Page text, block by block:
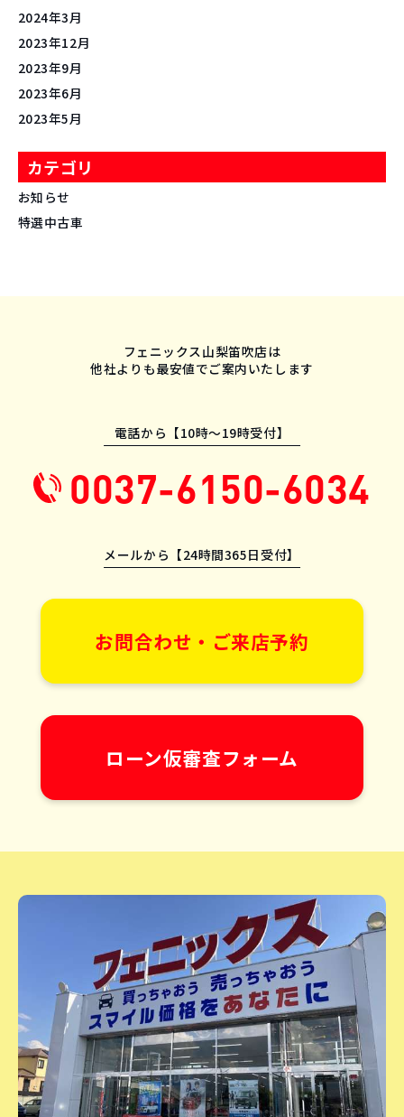
2024年3月
2023年12月
2023年9月
2023年6月
2023年5月
カテゴリ
お知らせ
特選中古車
フェニックス山梨笛吹店は
他社よりも最安値でご案内いたします
電話から【10時〜19時受付】
0037-6150-6034
メールから【24時間365日受付】
お問合わせ・ご来店予約
ローン仮審査フォーム